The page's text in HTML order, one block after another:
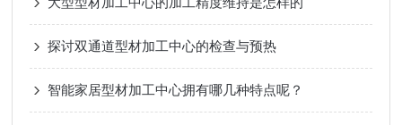
探讨双通道型材加工中心的检查与预热
智能家居型材加工中心拥有哪几种特点呢？